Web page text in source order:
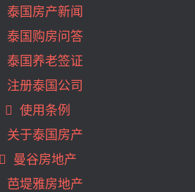
BTS Talat Phlu (2)
BTS Thong Lo (46)
BTS Udom Suk (7)
Victory Monument (2)
BTS Wutthakat (1)
MRT Hua Mak (1)
MRT Khlong Toei (3)
MRT Ladprao (3)
Phahon Yothin (3)
泰国房产新闻
泰国购房问答
泰国养老签证
注册泰国公司
使用条例
关于泰国房产
曼谷房地产
芭堤雅房地产